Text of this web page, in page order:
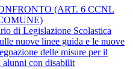
(ART. 6 CCNL
di Legislazione Scolastica
nuove linee guida e le nuove
delle misure per il
alunni con disabilit